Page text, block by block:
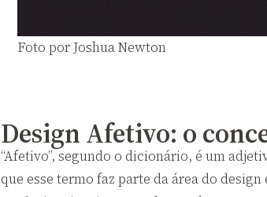
Foto por Joshua Newton
Design Afetivo: o
“Afetivo”, segundo o dicionário, é um
que esse termo faz parte da área do